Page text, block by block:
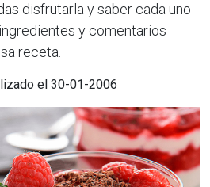
disfrutarla y saber cada uno
y comentarios
receta.
el 30-01-2006